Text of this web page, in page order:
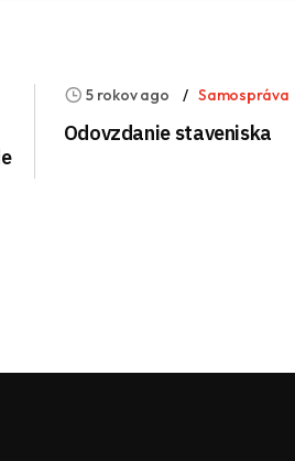
5 rokov ago Samospráva
Odovzdanie staveniska